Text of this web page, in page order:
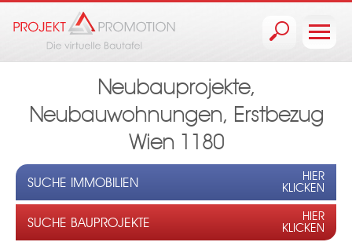
Neubauprojekte,
Neubauwohnungen, Erstbezug
Wien 1180
SUCHE IMMOBILIEN
HIER
KLICKEN
SUCHE BAUPROJEKTE
HIER
KLICKEN